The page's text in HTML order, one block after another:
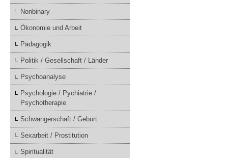
Nonbinary
Ökonomie und Arbeit
Pädagogik
Politik / Gesellschaft / Länder
Psychoanalyse
Psychologie / Pychiatrie /
Psychotherapie
Schwangerschaft / Geburt
Sexarbeit / Prostitution
Spiritualität